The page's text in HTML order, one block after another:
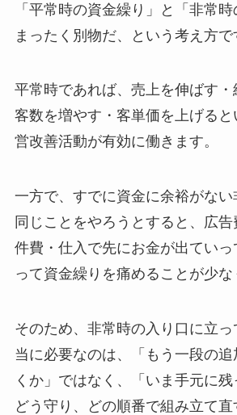
「平常時の資金繰り」と「非常
まったく別物だ、という考え方で
平常時であれば、売上を伸ばす・
客数を増やす・客単価を上げる
営改善活動が有効に働きます。
一方で、すでに資金に余裕がな
同じことをやろうとすると、広
件費・仕入で先にお金が出ていっ
って資金繰りを痛めることが少な
そのため、非常時の入り口に立
当に必要なのは、「もう一段の追
くか」ではなく、「いま手元に
どう守り、どの順番で組み立て